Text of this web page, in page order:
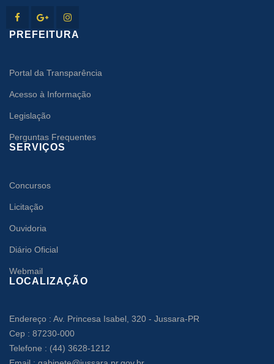
PREFEITURA
Portal da Transparência
Acesso à Informação
Legislação
Perguntas Frequentes
SERVIÇOS
Concursos
Licitação
Ouvidoria
Diário Oficial
Webmail
LOCALIZAÇÃO
Endereço : Av. Princesa Isabel, 320 - Jussara-PR
Cep : 87230-000
Telefone : (44) 3628-1212